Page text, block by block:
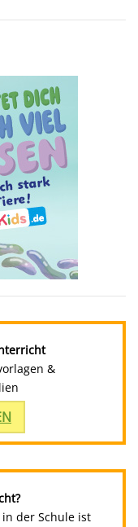
&
der Schule ist